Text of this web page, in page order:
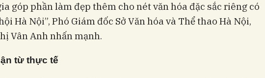
góp phần làm đẹp thêm cho nét văn hóa đặc sắc riêng có
Hà Nội”, Phó Giám đốc Sở Văn hóa và Thể thao Hà Nội,
Vân Anh nhấn mạnh.
từ thực tế